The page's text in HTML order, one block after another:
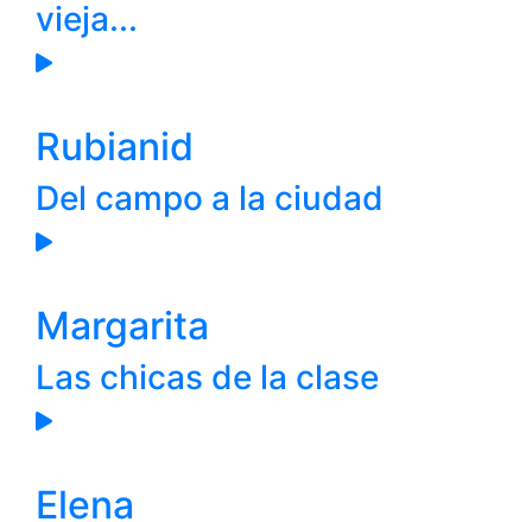
vieja...
Rubianid
Del campo a la ciudad
Margarita
Las chicas de la clase
Elena